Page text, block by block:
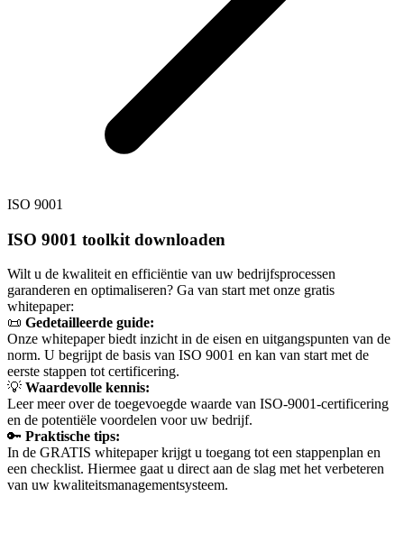
ISO 9001
ISO 9001 toolkit downloaden
Wilt u de kwaliteit en efficiëntie van uw bedrijfsprocessen
garanderen en optimaliseren? Ga van start met onze gratis
whitepaper:
📜 Gedetailleerde guide:
Onze whitepaper biedt inzicht in de eisen en uitgangspunten van de
norm. U begrijpt de basis van ISO 9001 en kan van start met de
eerste stappen tot certificering.
💡 Waardevolle kennis:
Leer meer over de toegevoegde waarde van ISO-9001-certificering
en de potentiële voordelen voor uw bedrijf.
🔑 Praktische tips:
In de GRATIS whitepaper krijgt u toegang tot een stappenplan en
een checklist. Hiermee gaat u direct aan de slag met het verbeteren
van uw kwaliteitsmanagementsysteem.